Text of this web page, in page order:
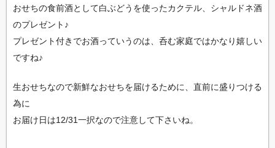
おせちの食前酒として白ぶどうを使ったカクテル、シャルドネ酒
のプレゼント♪
プレゼント付きでお酒っていうのは、呑む家庭ではかなり嬉しい
ですね♪
生おせちなので新鮮なおせちを届けるために、直前に盛りつける
為に
お届け日は12/31一択なので注意して下さいね。